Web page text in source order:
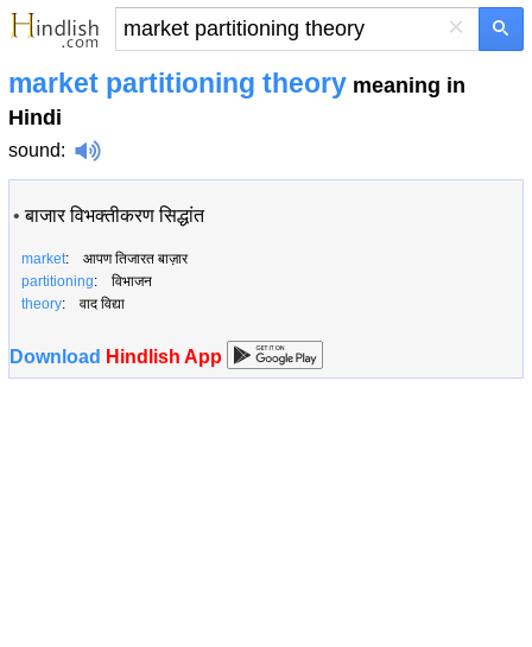
×
market partitioning theory meaning in
Hindi
sound:
•बाजार विभक्तीकरण सिद्धांत
market: आपण तिजारत बाज़ार
partitioning: विभाजन
theory: वाद विद्या
Download Hindlish App